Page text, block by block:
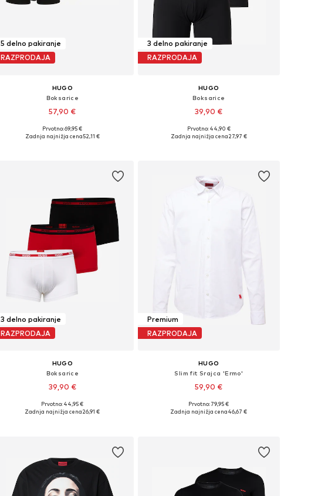
5 delno pakiranje
RAZPRODAJA
HUGO
Boksarice
57,90 €
Razpoložljive velikosti: S, M, L, XL, XXL
Prvotno: 69,95 €
Zadnja najnižja cena52,11 €
3 delno pakiranje
RAZPRODAJA
HUGO
Boksarice
39,90 €
Razpoložljive velikosti: S, M, L, XL, XXL
Prvotno: 44,90 €
Zadnja najnižja cena27,97 €
3 delno pakiranje
RAZPRODAJA
HUGO
Boksarice
39,90 €
+1
Razpoložljive velikosti: S, M, L, XL, XXL
Prvotno: 44,95 €
Zadnja najnižja cena26,91 €
Premium
RAZPRODAJA
HUGO
Slim fit Srajca 'Ermo'
59,90 €
Razpoložljive velikosti: S, M, L, XL, XXL
Prvotno: 79,95 €
Zadnja najnižja cena46,67 €